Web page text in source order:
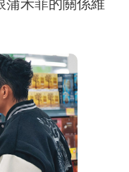
蒲禾菲的關係維